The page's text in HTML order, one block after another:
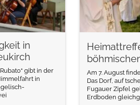
in
gibt in der
in
Am 7. August
Das Dorf, auf
Fugauer Zipfel
Erdboden